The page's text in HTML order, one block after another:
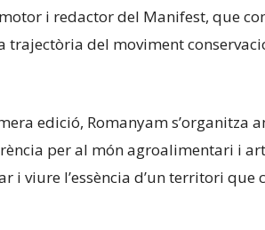
i redactor del Manifest, que
trajectòria del moviment
edició, Romanyam s’organitza
per al món agroalimentari i
i viure l’essència d’un territori